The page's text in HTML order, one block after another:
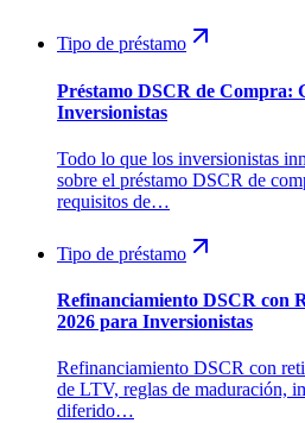
Tipo de préstamo
Préstamo DSCR de Compra:
Inversionistas
Todo lo que los inversionistas
sobre el préstamo DSCR de
requisitos de…
Tipo de préstamo
Refinanciamiento DSCR con
2026 para Inversionistas
Refinanciamiento DSCR con
de LTV, reglas de maduración,
diferido…